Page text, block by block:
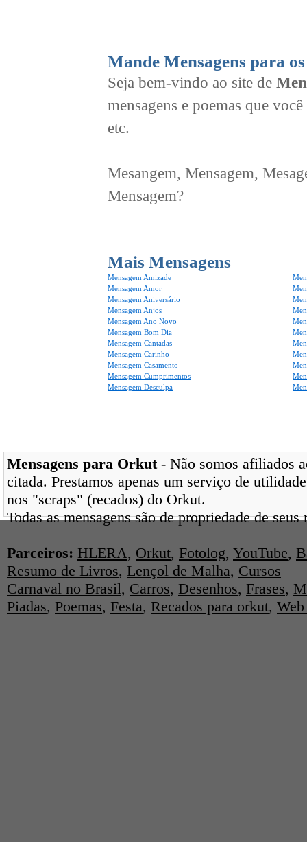
Mande Mensagens para
Seja bem-vindo ao site de
mensagens e poemas que
etc.
Mesangem, Mensagem,
Mensagem?
Mais Mensagens
Mensagem Amizade
Mensagem Amor
Mensagem Aniversário
Mensagem Anjos
Mensagem Ano Novo
Mensagem Bom Dia
Mensagem Cantadas
Mensagem Carinho
Mensagem Casamento
Mensagem Cumprimentos
Mensagem Desculpa
Mensagens para Orkut- Não somos afiliados
citada. Prestamos apenas um serviço de
nos "scraps" (recados) do Orkut.
Todas as mensagens são de propriedade de
Parceiros: HLERA, Orkut, Fotolog, YouTube,
Resumo de Livros, Lençol de Malha, Cursos
Carnaval no Brasil, Carros, Desenhos, Frases,
Piadas, Poemas, Festa, Recados para orkut,